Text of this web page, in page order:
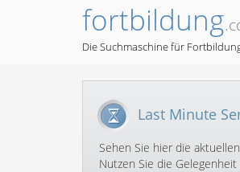
fortbildung
Die Suchmaschine für
Last Minute
Sehen Sie hier die
Nutzen Sie die